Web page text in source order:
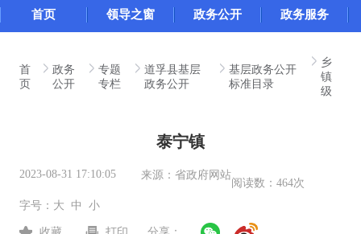
首页 领导之窗 政务公开 政务服务
首
页
政务
公开
专题
专栏
道孚县基层
政务公开
基层政务公开
标准目录
乡
镇
级
泰宁镇
2023-08-31 17:10:05 来源： 省政府网站
阅读数： 464次
字号： 大 中 小